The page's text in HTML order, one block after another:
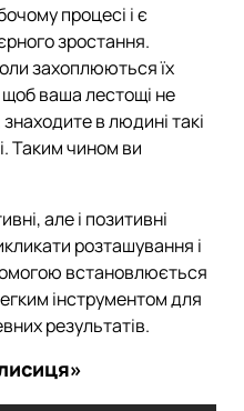
процесі і є
зростання.
захоплюються їх
ваша лестощі не
в людині такі
Таким чином ви
але і позитивні
розташування і
встановлюється
інструментом для
результатів.